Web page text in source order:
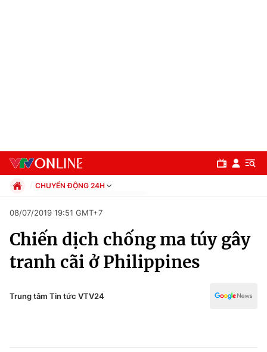
Chuyên mục
Chính trị
Xã hội
CHUYỂN ĐỘNG 24H
Xã hội
Pháp luật
Thể thao
Văn hóa - Giải trí
08/07/2019 19:51 GMT+7
Chiến dịch chống ma túy gây
tranh cãi ở Philippines
Trung tâm Tin tức VTV24